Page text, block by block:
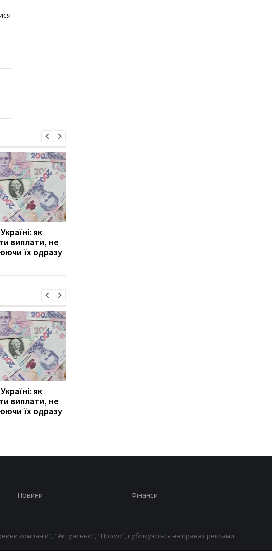
як
виплати, не
їх одразу
як
виплати, не
їх одразу
Новини Фінанси
компаній", "Актуально", "Промо", публікуються на правах реклами.